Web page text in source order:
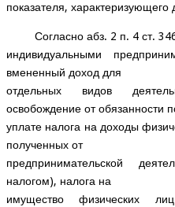
показателя,
Согласно абз. 2 п. 4 ст.
индивидуальными
вмененный доход для
отдельных видов
освобождение от обязанности
уплате налога на доходы
полученных от
предпринимательской
налогом), налога на
имущество физических